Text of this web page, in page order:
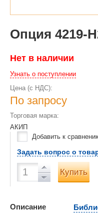
Опция 4219-
Нет в наличии
Узнать о поступлении
Цена (с НДС):
По запросу
Торговая марка:
АКИП
Добавить к
Задать вопрос о
Купить
Описание